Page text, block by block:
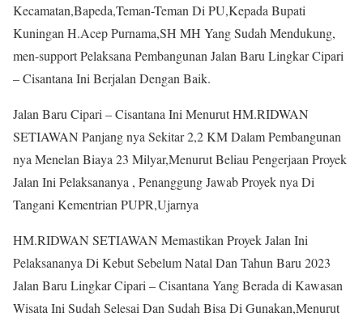
Kecamatan,Bapeda,Teman-Teman Di PU,Kepada Bupati
Kuningan H.Acep Purnama,SH MH Yang Sudah Mendukung,
men-support Pelaksana Pembangunan Jalan Baru Lingkar Cipari
– Cisantana Ini Berjalan Dengan Baik.
Jalan Baru Cipari – Cisantana Ini Menurut HM.RIDWAN
SETIAWAN Panjang nya Sekitar 2,2 KM Dalam Pembangunan
nya Menelan Biaya 23 Milyar,Menurut Beliau Pengerjaan Proyek
Jalan Ini Pelaksananya , Penanggung Jawab Proyek nya Di
Tangani Kementrian PUPR,Ujarnya
HM.RIDWAN SETIAWAN Memastikan Proyek Jalan Ini
Pelaksananya Di Kebut Sebelum Natal Dan Tahun Baru 2023
Jalan Baru Lingkar Cipari – Cisantana Yang Berada di Kawasan
Wisata Ini Sudah Selesai Dan Sudah Bisa Di Gunakan,Menurut